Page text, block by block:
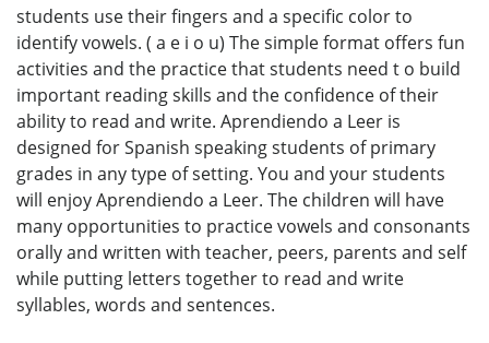
students use their fingers and a specific color to
identify vowels. ( a e i o u) The simple format offers fun
activities and the practice that students need t o build
important reading skills and the confidence of their
ability to read and write. Aprendiendo a Leer is
designed for Spanish speaking students of primary
grades in any type of setting. You and your students
will enjoy Aprendiendo a Leer. The children will have
many opportunities to practice vowels and consonants
orally and written with teacher, peers, parents and self
while putting letters together to read and write
syllables, words and sentences.